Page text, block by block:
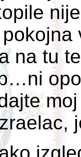
na tu